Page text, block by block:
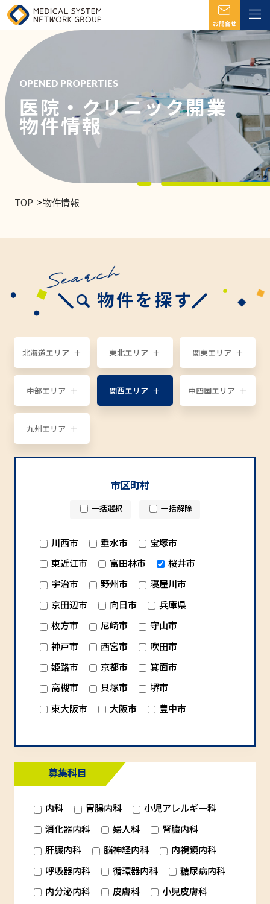
OPENED PROPERTIES
医院・クリニック開業
物件情報
TOP 物件情報
物件を探す
北海道エリア 東北エリア 関東エリア
中部エリア 関西エリア 中四国エリア
九州エリア
市区町村
一括選択 一括解除
川西市 垂水市
宝塚市
東近江市
富田林市
桜井市
宇治市
野州市
寝屋川市
京田辺市
向日市
兵庫県
枚方市
尼崎市
守山市
神戸市
西宮市
吹田市
姫路市
京都市
箕面市
高槻市
貝塚市
堺市
東大阪市
大阪市 豊中市
募集科目
内科 胃腸内科
小児アレルギー科
消化器内科
婦人科
腎臓内科
肝臓内科
脳神経内科
内視鏡内科
呼吸器内科
循環器内科
糖尿病内科
内分泌内科
皮膚科
小児皮膚科